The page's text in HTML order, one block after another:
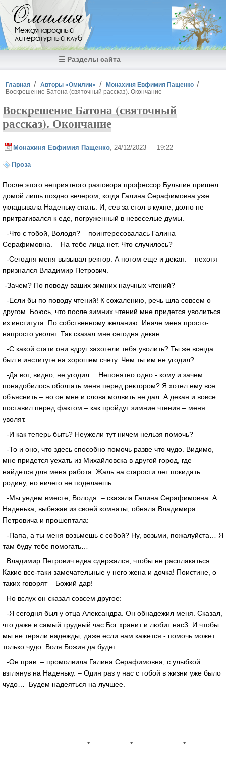
Перейти к основному содержанию
Омилия
Международный
литературный клуб
☰ Разделы сайта
Вы здесь
Главная Авторы «Омилии»
Монахиня Евфимия Пащенко
Воскрешение Батона (святочный рассказ). Окончание
Воскрешение Батона (святочный
рассказ). Окончание
Монахиня Евфимия Пащенко , 24/12/2023 — 19:22
Проза
После этого неприятного разговора профессор Булыгин пришел
домой лишь поздно вечером, когда Галина Серафимовна уже
укладывала Наденьку спать. И, сев за стол в кухне, долго не
притрагивался к еде, погруженный в невеселые думы.
-Что с тобой, Володя? – поинтересовалась Галина
Серафимовна. – На тебе лица нет. Что случилось?
-Сегодня меня вызывал ректор. А потом еще и декан. – нехотя
признался Владимир Петрович.
-Зачем? По поводу ваших зимних научных чтений?
-Если бы по поводу чтений! К сожалению, речь шла совсем о
другом. Боюсь, что после зимних чтений мне придется уволиться
из института. По собственному желанию. Иначе меня просто-
напросто уволят. Так сказал мне сегодня декан.
-С какой стати они вдруг захотели тебя уволить? Ты же всегда
был в институте на хорошем счету. Чем ты им не угодил?
-Да вот, видно, не угодил… Непонятно одно - кому и зачем
понадобилось оболгать меня перед ректором? Я хотел ему все
объяснить – но он мне и слова молвить не дал. А декан и вовсе
поставил перед фактом – как пройдут зимние чтения – меня
уволят.
-И как теперь быть? Неужели тут ничем нельзя помочь?
-То и оно, что здесь способно помочь разве что чудо. Видимо,
мне придется уехать из Михайловска в другой город, где
найдется для меня работа. Жаль на старости лет покидать
родину, но ничего не поделаешь.
-Мы уедем вместе, Володя. – сказала Галина Серафимовна. А
Наденька, выбежав из своей комнаты, обняла Владимира
Петровича и прошептала:
-Папа, а ты меня возьмешь с собой? Ну, возьми, пожалуйста… Я
там буду тебе помогать…
Владимир Петрович едва сдержался, чтобы не расплакаться.
Какие все-таки замечательные у него жена и дочка! Поистине, о
таких говорят – Божий дар!
Но вслух он сказал совсем другое:
-Я сегодня был у отца Александра. Он обнадежил меня. Сказал,
что даже в самый трудный час Бог хранит и любит нас3. И чтобы
мы не теряли надежды, даже если нам кажется - помочь может
только чудо. Воля Божия да будет.
-Он прав. – промолвила Галина Серафимовна, с улыбкой
взглянув на Наденьку. – Один раз у нас с тобой в жизни уже было
чудо… Будем надеяться на лучшее.
* * *